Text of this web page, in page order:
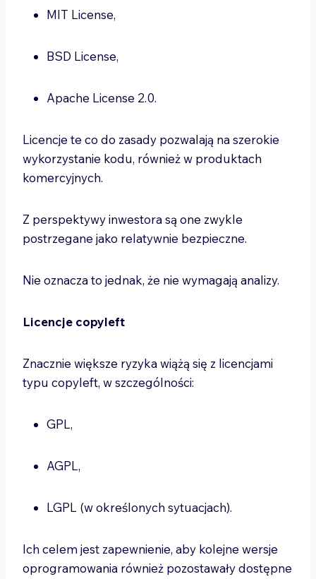
MIT License,
BSD License,
Apache License 2.0.
Licencje te co do zasady pozwalają na szerokie
wykorzystanie kodu, również w produktach
komercyjnych.
Z perspektywy inwestora są one zwykle
postrzegane jako relatywnie bezpieczne.
Nie oznacza to jednak, że nie wymagają analizy.
Licencje copyleft
Znacznie większe ryzyka wiążą się z licencjami
typu copyleft, w szczególności:
GPL,
AGPL,
LGPL (w określonych sytuacjach).
Ich celem jest zapewnienie, aby kolejne wersje
oprogramowania również pozostawały dostępne